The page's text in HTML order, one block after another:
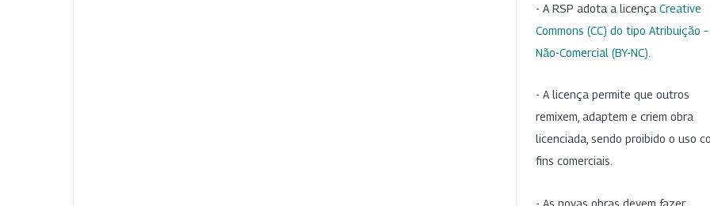
- A RSP adota a licença Creative
Commons (CC) do tipo Atribuição –
Não-Comercial (BY-NC)
- A licença permite que outros
remixem, adaptem e criem obra
licenciada, sendo proibido o uso
fins comerciais.
- As novas obras devem fazer